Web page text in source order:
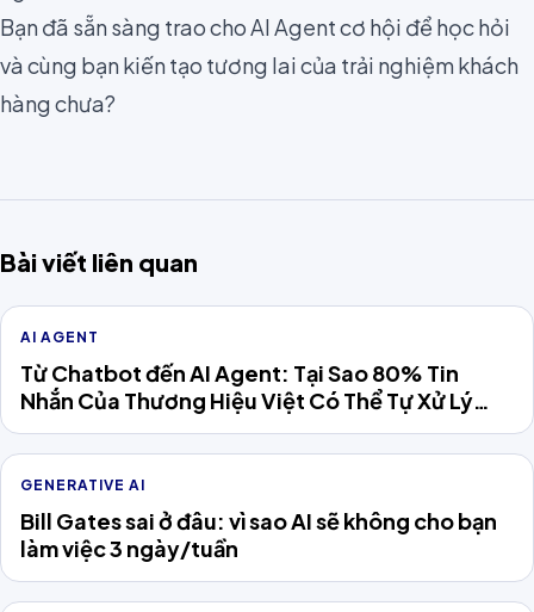
Bạn đã sẵn sàng trao cho AI Agent cơ hội để học hỏi
và cùng bạn kiến tạo tương lai của trải nghiệm khách
hàng chưa?
Bài viết liên quan
AI AGENT
Từ Chatbot đến AI Agent: Tại Sao 80% Tin
Nhắn Của Thương Hiệu Việt Có Thể Tự Xử Lý
Năm 2026
GENERATIVE AI
Bill Gates sai ở đâu: vì sao AI sẽ không cho bạn
làm việc 3 ngày/tuần